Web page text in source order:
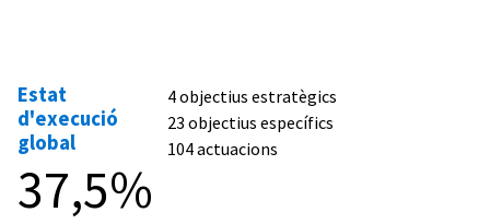
Estat
d'execució
global
37,5%
4 objectius estratègics
23 objectius específics
104 actuacions